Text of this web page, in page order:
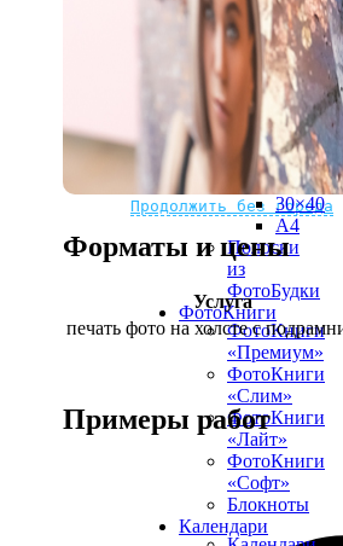
Не нашли Ваш город?
Мы доставляем по
Продолжить без города
рамке
10х10
10×15
13×18
15×15
15×20
20×20
20×30
30×30
30×40
A4
Полоски
из
ФотоБудки
ФотоКниги
ФотоКниги
«Премиум»
ФотоКниги
«Слим»
ФотоКниги
«Лайт»
ФотоКниги
«Софт»
Блокноты
Календари
Форматы и цены
Услуга
печать фото на холсте с
Примеры работ